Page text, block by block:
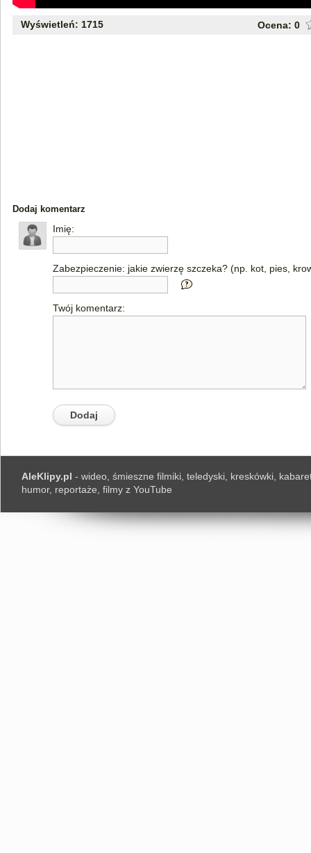
Wyświetleń: 1715 Ocena: 0
Dodaj komentarz
Imię:
Zabezpieczenie: jakie zwierzę szczeka? (np. kot, pies,
Twój komentarz:
AleKlipy.pl - wideo, śmieszne filmiki, teledyski, kreskówki,
humor, reportaże, filmy z YouTube